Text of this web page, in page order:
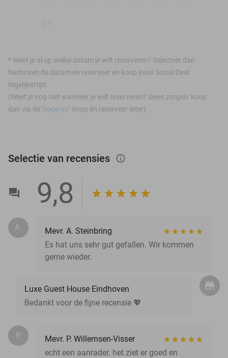
* Weet je al op welke datum je wilt reserveren? Selecteer dan
hierboven de datum en reserveer en koop jouw Social Deal
tegelijkertijd.
(Weet je nog niet wanneer je wilt reserveren? Geen zorgen: koop
dan via de ‘koop nu’-knop én reserveer later)
Selectie van recensies info_outlined
9,8
A.
Mevr. A. Steinbring
Es hat uns sehr gut gefallen. Wir kommen
gerne wieder.
Luxe Guest House Eindhoven
Bedankt voor de fijne recensie 💖
P.
Mevr. P. Willemsen-Visser
echt een aanrader. het ziet er goed en